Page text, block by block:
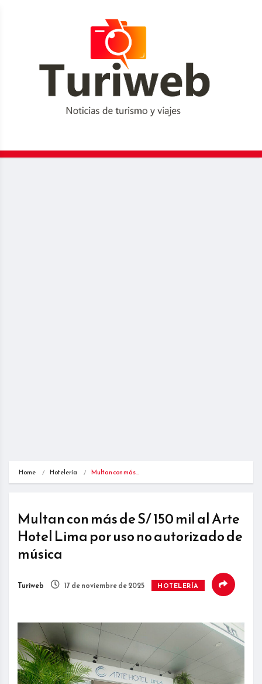
Home Hotelería Multan con más…
Multan con más de S/ 150 mil al Arte
Hotel Lima por uso no autorizado de
música
Turiweb 17 de noviembre de 2025 HOTELERÍA